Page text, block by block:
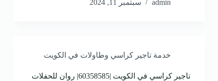
admin
سبتمبر 11, 2024
خدمة تاجير كراسي وطاولات في الكويت
تاجير كراسي في الكويت |60358585| روان للحفلات